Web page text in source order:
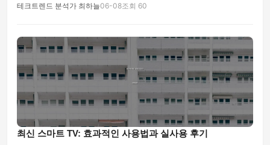
테크트렌드 분석가 최하늘06-08조회 60
최신 스마트 TV: 효과적인 사용법과 실사용 후기